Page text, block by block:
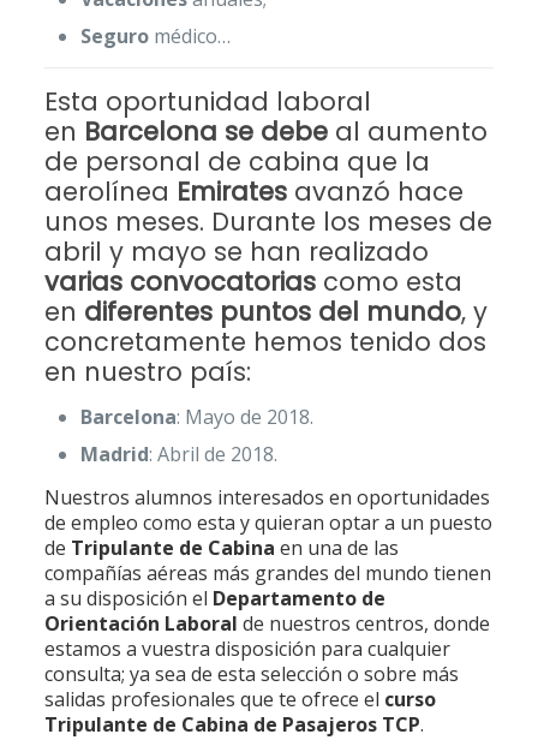
Seguromédico…
Esta oportunidad laboral
en Barcelona se debe al aumento
de personal de cabina que la
aerolínea Emiratesavanzó hace
unos meses. Durante los meses de
abril y mayo se han realizado
varias convocatoriascomo esta
en diferentes puntos del mundo, y
concretamente hemos tenido dos
en nuestro país:
Barcelona: Mayo de 2018.
Madrid: Abril de 2018.
Nuestros alumnos interesados en oportunidades
de empleo como esta y quieran optar a un puesto
de Tripulante de Cabina en una de las
compañías aéreas más grandes del mundo tienen
a su disposición el Departamento de
Orientación Laboral de nuestros centros, donde
estamos a vuestra disposición para cualquier
consulta; ya sea de esta selección o sobre más
salidas profesionales que te ofrece el curso
Tripulante de Cabina de Pasajeros TCP.